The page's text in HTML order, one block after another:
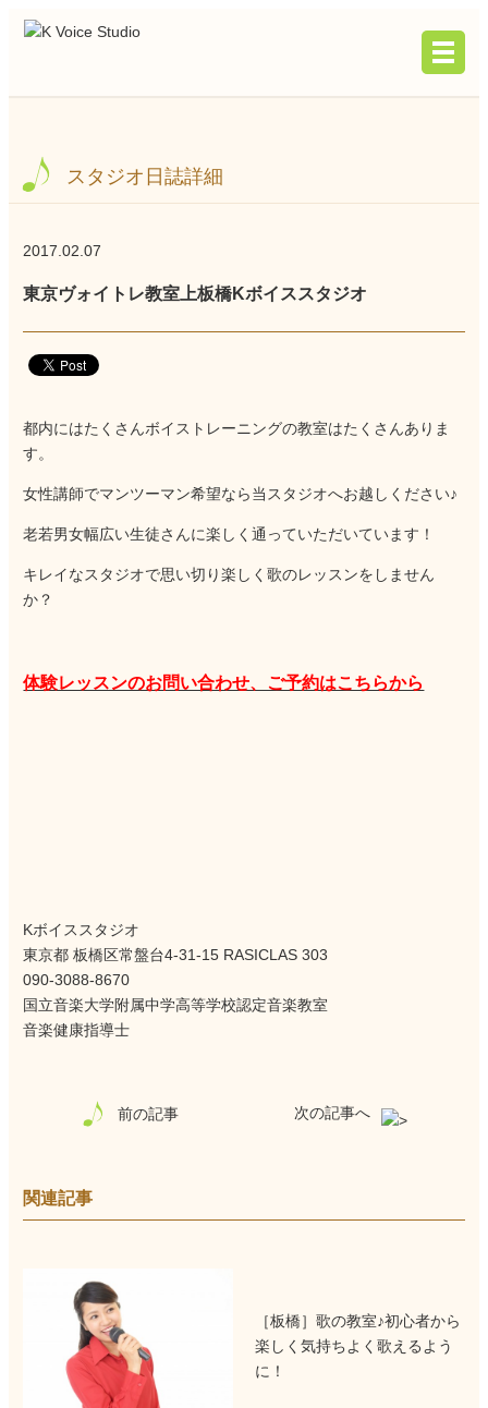
スタジオ日誌詳細
2017.02.07
東京ヴォイトレ教室上板橋Kボイススタジオ
都内にはたくさんボイストレーニングの教室はたくさんありま
す。
女性講師でマンツーマン希望なら当スタジオへお越しください♪
老若男女幅広い生徒さんに楽しく通っていただいています！
キレイなスタジオで思い切り楽しく歌のレッスンをしません
か？
体験レッスンのお問い合わせ、ご予約はこちらから
Kボイススタジオ
東京都 板橋区常盤台4-31-15 RASICLAS 303
090-3088-8670
国立音楽大学附属中学高等学校認定音楽教室
音楽健康指導士
前の記事 次の記事へ
関連記事
［板橋］歌の教室♪初心者から
楽しく気持ちよく歌えるよう
に！